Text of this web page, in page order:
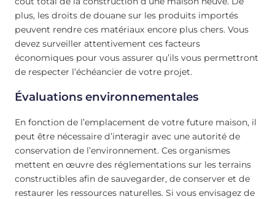
plus, les droits de douane sur les produits importés
peuvent rendre ces matériaux encore plus chers. Vous
devez surveiller attentivement ces facteurs
économiques pour vous assurer qu’ils vous permettront
de respecter l’échéancier de votre projet.
Évaluations environnementales
En fonction de l’emplacement de votre future maison, il
peut être nécessaire d’interagir avec une autorité de
conservation de l’environnement. Ces organismes
mettent en œuvre des réglementations sur les terrains
constructibles afin de sauvegarder, de conserver et de
restaurer les ressources naturelles. Si vous envisagez de